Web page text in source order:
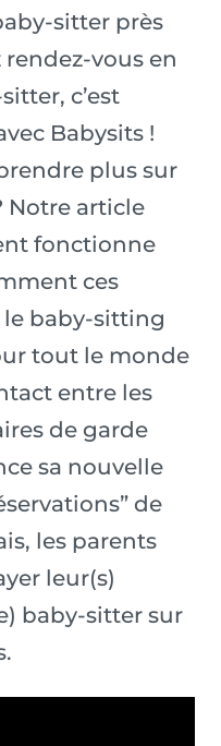
sitter près
rendez-vous en
c’est
Babysits !
plus sur
Notre article
fonctionne
ces
baby-sitting
tout le monde
entre les
de garde
sa nouvelle
de
les parents
leur(s)
baby-sitter sur